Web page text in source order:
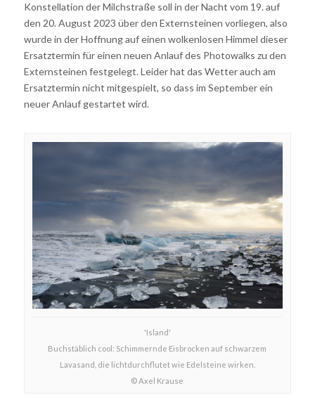
Konstellation der Milchstraße soll in der Nacht vom 19. auf
den 20. August 2023 über den Externsteinen vorliegen, also
wurde in der Hoffnung auf einen wolkenlosen Himmel dieser
Ersatztermin für einen neuen Anlauf des Photowalks zu den
Externsteinen festgelegt. Leider hat das Wetter auch am
Ersatztermin nicht mitgespielt, so dass im September ein
neuer Anlauf gestartet wird.
'Island'
Buchstäblich cool: Schimmernde Eisbrocken auf schwarzem
Lavasand, die lichtdurchflutet wie Edelsteine wirken.
© Axel Krause